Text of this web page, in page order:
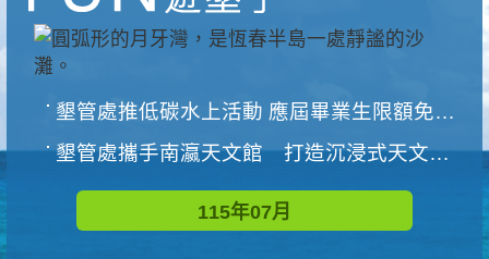
墾管處推低碳水上活動 應屆畢業生限額免費參加
墾管處攜手南瀛天文館 打造沉浸式天文探索營隊
115年07月